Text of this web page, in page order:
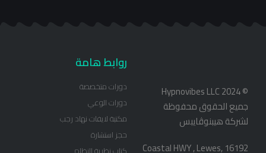
© Hypnovibes LLC 2024
جميع الحقوق محفوظة
لشركة هيبنوڤايبس
16192 Coastal HWY , Lewes,
روابط هامة
دورات متخصصة
دورات الوعي
مكتبة لايفات نهاد رجب
حجز استشارة